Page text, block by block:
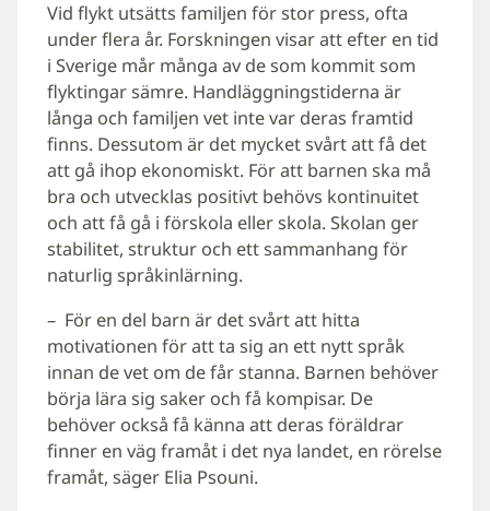
Vid flykt utsätts familjen för stor press, ofta
under flera år. Forskningen visar att efter en tid
i Sverige mår många av de som kommit som
flyktingar sämre. Handläggningstiderna är
långa och familjen vet inte var deras framtid
finns. Dessutom är det mycket svårt att få det
att gå ihop ekonomiskt. För att barnen ska må
bra och utvecklas positivt behövs kontinuitet
och att få gå i förskola eller skola. Skolan ger
stabilitet, struktur och ett sammanhang för
naturlig språkinlärning.
– För en del barn är det svårt att hitta
motivationen för att ta sig an ett nytt språk
innan de vet om de får stanna. Barnen behöver
börja lära sig saker och få kompisar. De
behöver också få känna att deras föräldrar
finner en väg framåt i det nya landet, en rörelse
framåt, säger Elia Psouni.